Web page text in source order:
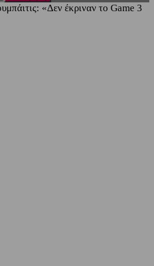
«Δεν έκριναν το Game 3